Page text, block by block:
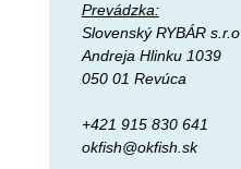
Prevádzka:
Slovenský RYBÁR s.r.o
Andreja Hlinku 1039
050 01 Revúca
+421 915 830 641
okfish@okfish.sk